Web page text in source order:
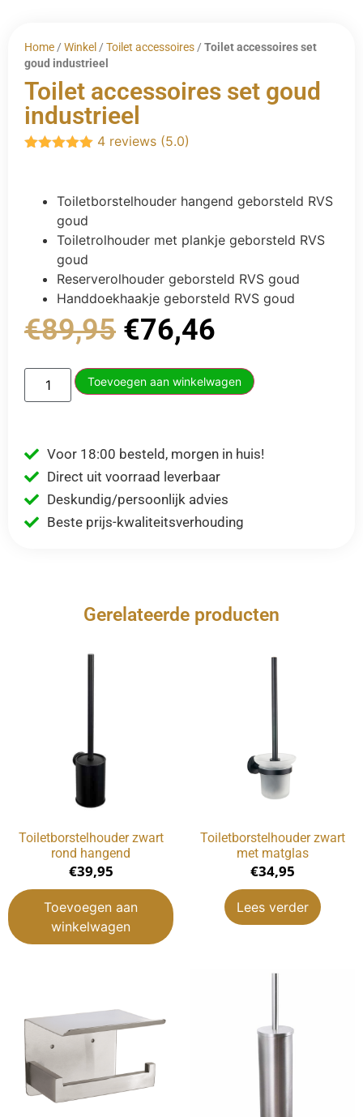
Home / Winkel / Toilet accessoires / Toilet accessoires set
goud industrieel
Toilet accessoires set goud
industrieel
4 reviews (5.0)
Toiletborstelhouder hangend geborsteld RVS
goud
Toiletrolhouder met plankje geborsteld RVS
goud
Reserverolhouder geborsteld RVS goud
Handdoekhaakje geborsteld RVS goud
€89,95 €76,46
Toevoegen aan winkelwagen
Voor 18:00 besteld, morgen in huis!
Direct uit voorraad leverbaar
Deskundig/persoonlijk advies
Beste prijs-kwaliteitsverhouding
Gerelateerde producten
Toiletborstelhouder zwart
rond hangend
€39,95
Toevoegen aan
winkelwagen
Toiletborstelhouder zwart
met matglas
€34,95
Lees verder